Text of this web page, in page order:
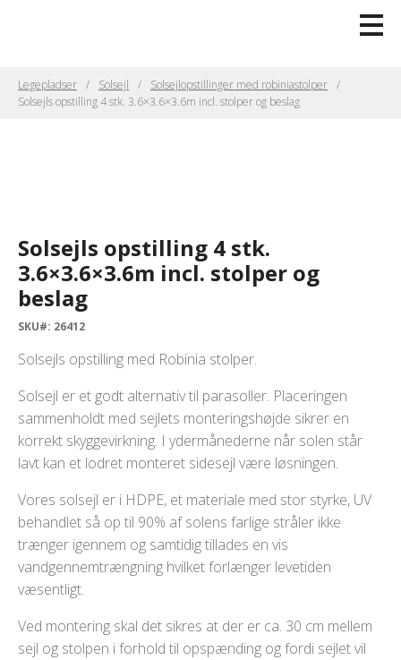
Legepladser Solsejl
Solsejlopstillinger med robiniastolper
Solsejls opstilling 4 stk. 3.6×3.6×3.6m incl. stolper og beslag
Solsejls opstilling 4 stk.
3.6×3.6×3.6m incl. stolper og
beslag
SKU#: 26412
Solsejls opstilling med Robinia stolper.
Solsejl er et godt alternativ til parasoller. Placeringen
sammenholdt med sejlets monteringshøjde sikrer en
korrekt skyggevirkning. I ydermånederne når solen står
lavt kan et lodret monteret sidesejl være løsningen.
Vores solsejl er i HDPE, et materiale med stor styrke, UV
behandlet så op til 90% af solens farlige stråler ikke
trænger igennem og samtidig tillades en vis
vandgennemtrængning hvilket forlænger levetiden
væsentligt.
Ved montering skal det sikres at der er ca. 30 cm mellem
sejl og stolpen i forhold til opspænding og fordi sejlet vil